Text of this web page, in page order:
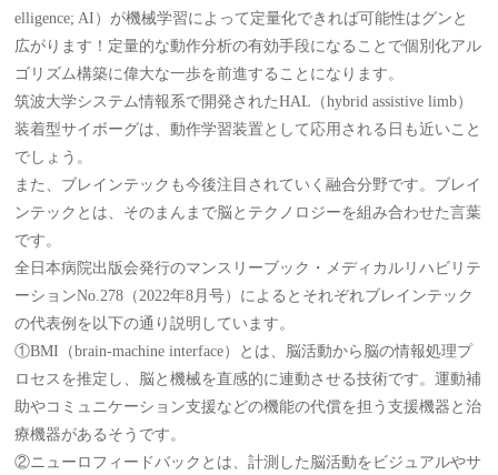
elligence; AI）が機械学習によって定量化できれば可能性はグンと
広がります！定量的な動作分析の有効手段になることで個別化アル
ゴリズム構築に偉大な一歩を前進することになります。
筑波大学システム情報系で開発されたHAL（hybrid assistive limb）
装着型サイボーグは、動作学習装置として応用される日も近いこと
でしょう。
また、ブレインテックも今後注目されていく融合分野です。ブレイ
ンテックとは、そのまんまで脳とテクノロジーを組み合わせた言葉
です。
全日本病院出版会発行のマンスリーブック・メディカルリハビリテ
ーションNo.278（2022年8月号）によるとそれぞれブレインテック
の代表例を以下の通り説明しています。
①BMI（brain-machine interface）とは、脳活動から脳の情報処理プ
ロセスを推定し、脳と機械を直感的に連動させる技術です。運動補
助やコミュニケーション支援などの機能の代償を担う支援機器と治
療機器があるそうです。
②ニューロフィードバックとは、計測した脳活動をビジュアルやサ